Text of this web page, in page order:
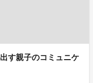
す親子のコミュニケ